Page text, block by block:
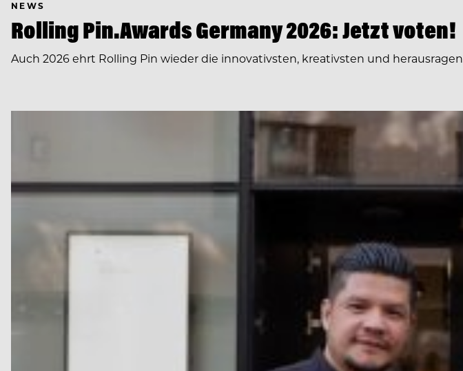
NEWS
Rolling Pin.Awards Germany 2026: Jetzt voten!
Auch 2026 ehrt Rolling Pin wieder die innovativsten, kreativsten und